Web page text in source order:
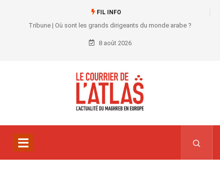
FIL INFO
Tribune | Où sont les grands dirigeants du monde arabe ?
8 août 2026